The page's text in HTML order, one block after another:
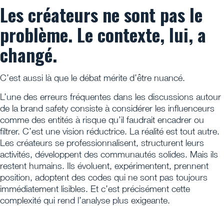
Les créateurs ne sont pas le
problème. Le contexte, lui, a
changé.
C’est aussi là que le débat mérite d’être nuancé.
L’une des erreurs fréquentes dans les discussions autour
de la brand safety consiste à considérer les influenceurs
comme des entités à risque qu’il faudrait encadrer ou
filtrer. C’est une vision réductrice. La réalité est tout autre.
Les créateurs se professionnalisent, structurent leurs
activités, développent des communautés solides. Mais ils
restent humains. Ils évoluent, expérimentent, prennent
position, adoptent des codes qui ne sont pas toujours
immédiatement lisibles. Et c’est précisément cette
complexité qui rend l’analyse plus exigeante.